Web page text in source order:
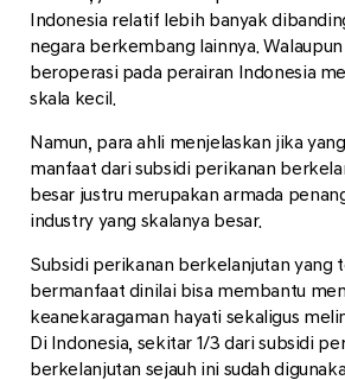
Indonesia relatif lebih banyak
negara berkembang lainnya.
beroperasi pada perairan Indonesia
skala kecil.
Namun, para ahli menjelaskan jika
manfaat dari subsidi perikanan
besar justru merupakan armada
industry yang skalanya besar.
Subsidi perikanan berkelanjutan yang
bermanfaat dinilai bisa membantu
keanekaragaman hayati sekaligus
Di Indonesia, sekitar 1/3 dari subsidi
berkelanjutan sejauh ini sudah